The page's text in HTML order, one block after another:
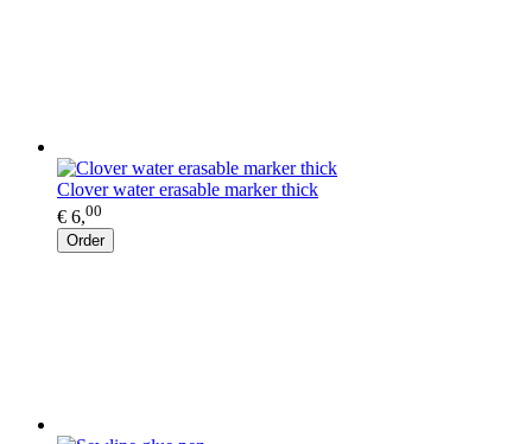
Clover water erasable marker thick
€ 6,00
Order